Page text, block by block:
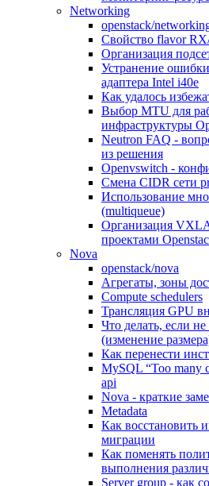
Networking
openstack/
Свойство flavor
Организация
Устранение
адаптера Intel i40e
Как удалось
Выбор MTU для
инфраструктуры
Neutron FAQ -
из решения
Openvswitch -
Смена CIDR сети
Использование
(multiqueue)
Организация
проектами
Nova
openstack/nova
Агрегаты, зоны
Compute schedulers
Трансляция GPU
Что делать, если
(изменение
Как перенести
MySQL “Too many
api
Nova - краткие
Metadata
Как восстановить
миграции
Как поменять
выполнения
Server group - как